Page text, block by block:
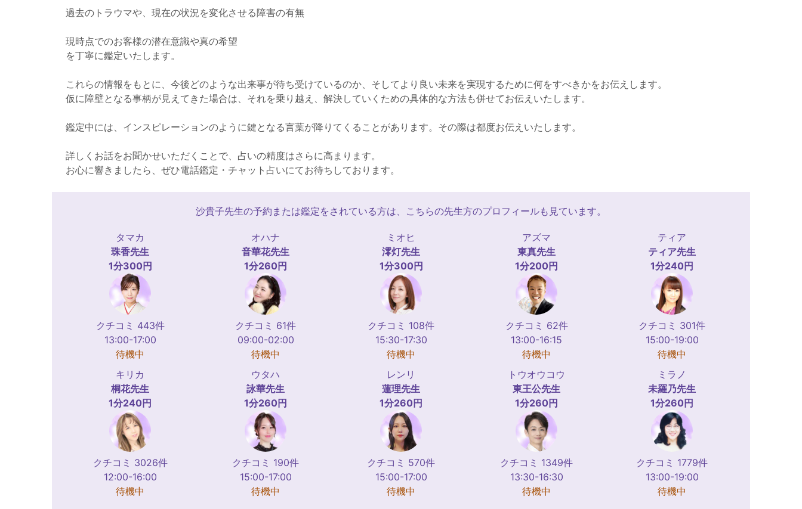
過去のトラウマや、現在の状況を変化させる障害の有無
現時点でのお客様の潜在意識や真の希望
を丁寧に鑑定いたします。
これらの情報をもとに、今後どのような出来事が待ち受けているのか、そしてより良い未来を実現するために何をすべきかをお伝えします。
仮に障壁となる事柄が見えてきた場合は、それを乗り越え、解決していくための具体的な方法も併せてお伝えいたします。
鑑定中には、インスピレーションのように鍵となる言葉が降りてくることがあります。その際は都度お伝えいたします。
詳しくお話をお聞かせいただくことで、占いの精度はさらに高まります。
お心に響きましたら、ぜひ電話鑑定・チャット占いにてお待ちしております。
沙貴子先生の予約または鑑定をされている方は、こちらの先生方のプロフィールも見ています。
タマカ
珠香先生
1分300円
クチコミ 443件
13:00-17:00
待機中
オハナ
音華花先生
1分260円
クチコミ 61件
09:00-02:00
待機中
ミオヒ
澪灯先生
1分300円
クチコミ 108件
15:30-17:30
待機中
アズマ
東真先生
1分200円
クチコミ 62件
13:00-16:15
待機中
ティア
ティア先生
1分240円
クチコミ 301件
15:00-19:00
待機中
キリカ
桐花先生
1分240円
クチコミ 3026件
12:00-16:00
待機中
ウタハ
詠華先生
1分260円
クチコミ 190件
15:00-17:00
待機中
レンリ
蓮理先生
1分260円
クチコミ 570件
15:00-17:00
待機中
トウオウコウ
東王公先生
1分260円
クチコミ 1349件
13:30-16:30
待機中
ミラノ
未羅乃先生
1分260円
クチコミ 1779件
13:00-19:00
待機中